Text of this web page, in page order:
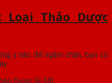
Loại Thảo Dược
y nào để ngâm chân, bạn có